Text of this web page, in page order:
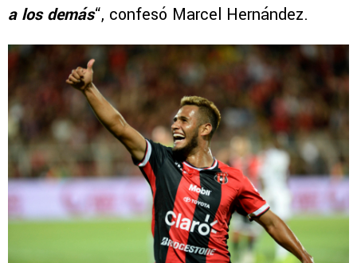
a los demás“, confesó Marcel Hernández.